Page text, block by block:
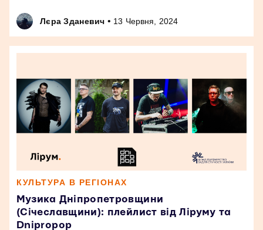
Лєра Зданевич • 13 Червня, 2024
КУЛЬТУРА В РЕГІОНАХ
Музика Дніпропетровщини
(Січеславщини): плейлист від Ліруму та
Dnipropop